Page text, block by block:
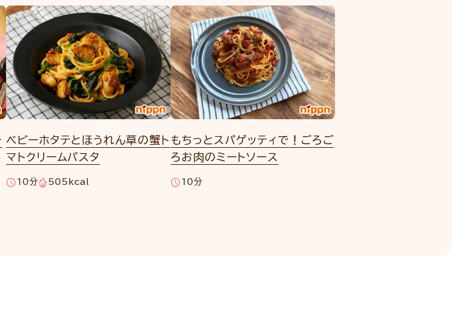
ベビーホタテとほうれん草の蟹ト
マトクリームパスタ
10分 505kcal
もちっとスパゲッティで！ごろご
ろお肉のミートソース
10分